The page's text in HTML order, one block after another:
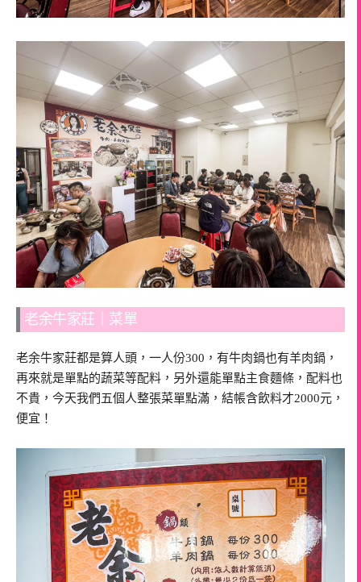
老余牛家莊｜菜單
老余牛家莊都是算人頭，一人份300，有牛肉鍋也有羊肉鍋，
再來就是單點的蔬菜等配料，另外還能單點主食麵條，配料也
不貴，今天我們五個人整張菜單點滿，結帳含飲料才2000元，
便宜！